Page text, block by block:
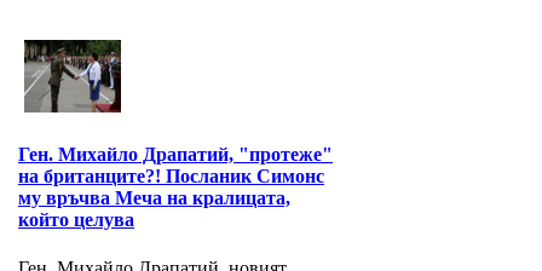
Ген. Михайло Драпатий, "протеже"
на британците?! Посланик Симонс
му връчва Меча на кралицата,
който целува